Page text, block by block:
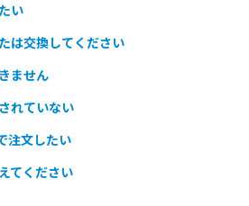
い
は交換してください
ません
れていない
注文したい
てください